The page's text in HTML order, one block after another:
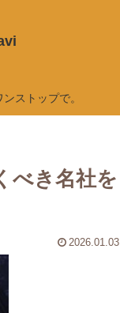
ストップで。
べき名社を
2026.01.03